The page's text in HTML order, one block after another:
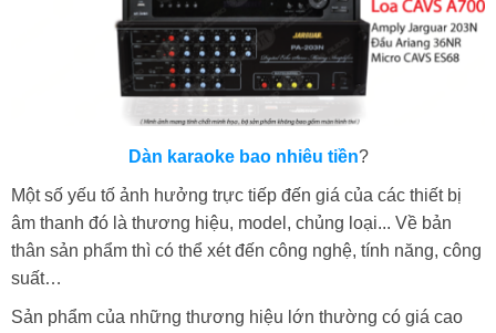
Dàn karaoke bao nhiêu tiền?
Một số yếu tố ảnh hưởng trực tiếp đến giá của các thiết bị
âm thanh đó là thương hiệu, model, chủng loại... Về bản
thân sản phẩm thì có thể xét đến công nghệ, tính năng, công
suất…
Sản phẩm của những thương hiệu lớn thường có giá cao